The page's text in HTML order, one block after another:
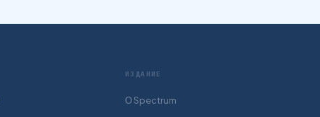
ИЗДАНИЕ
О Spectrum